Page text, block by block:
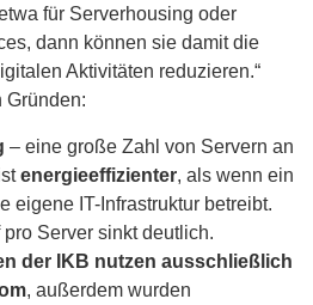
für Serverhousing oder
dann können sie damit die
Aktivitäten reduzieren.“
Gründen:
– eine große Zahl von Servern an
energieeffizienter, als wenn ein
eigene IT-Infrastruktur betreibt.
Server sinkt deutlich.
der IKB nutzen ausschließlich
, außerdem wurden